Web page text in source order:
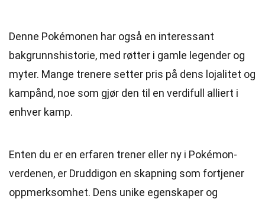
Denne Pokémonen har også en interessant
bakgrunnshistorie, med røtter i gamle legender og
myter. Mange trenere setter pris på dens lojalitet og
kampånd, noe som gjør den til en verdifull alliert i
enhver kamp.
Enten du er en erfaren trener eller ny i Pokémon-
verdenen, er Druddigon en skapning som fortjener
oppmerksomhet. Dens unike egenskaper og